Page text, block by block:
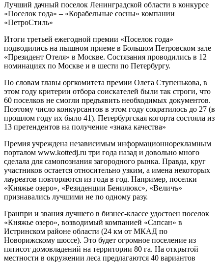
Лучший дачный поселок Ленинградской области в конкурсе
«Поселок года» – «Корабельные сосны» компании
«ПетроСтиль»
Итоги третьей ежегодной премии «Поселок года»
подводились на пышном приеме в Большом Петровском зале
«Президент Отеля» в Москве. Состязания проводились в 12
номинациях по Москве и в шести по Петербургу.
По словам главы оргкомитета премии Олега Ступенькова, в
этом году критерии отбора соискателей были так строги, что
60 поселков не смогли предъявить необходимых документов.
Поэтому число конкурсантов в этом году сократилось до 27 (в
прошлом году их было 41). Петербургская когорта состояла из
13 претендентов на получение «знака качества»
Премия учреждена независимым информационно­рекламным
порталом www.kottedj.ru три года назад и довольно много
сделала для самопознания загородного рынка. Правда, круг
участников остается относительно узким, а имена некоторых
лауреатов повторяются из года в год. Например, поселки
«Княжье озеро», «Резиденции Бенилюкс», «Величъ»
признавались лучшими не по одному разу.
Гран­при и звания лучшего в бизнес-классе удостоен поселок
«Княжье озеро», возводимый компанией «Сапсан» в
Истринском районе области (24 км от МКАД по
Новорижскому шоссе). Это будет огромное поселение из
пятисот домовладений на территории 80 га. На открытой
местности в окружении леса предлагаются 40 вариантов